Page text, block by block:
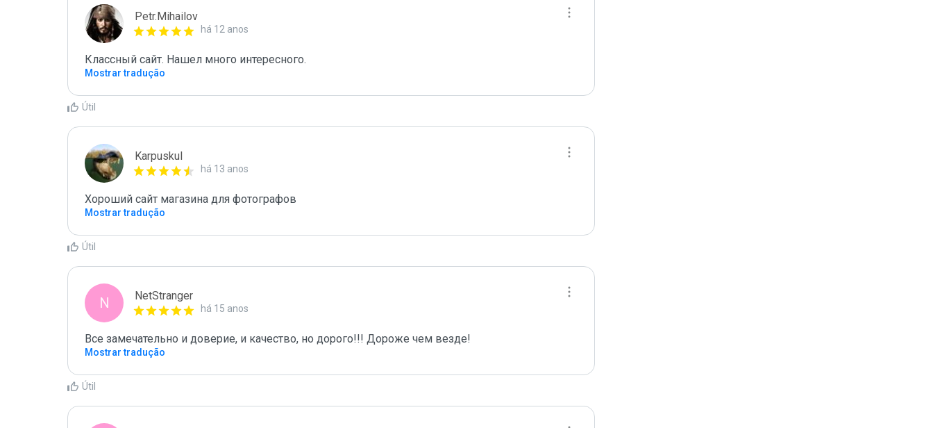
Petr.Mihailov
há 12 anos
Классный сайт. Нашел много интересного.
Mostrar tradução
Útil
Karpuskul
há 13 anos
Хороший сайт магазина для фотографов
Mostrar tradução
Útil
N NetStranger
há 15 anos
Все замечательно и доверие, и качество, но дорого!!! Дороже чем везде!
Mostrar tradução
Útil